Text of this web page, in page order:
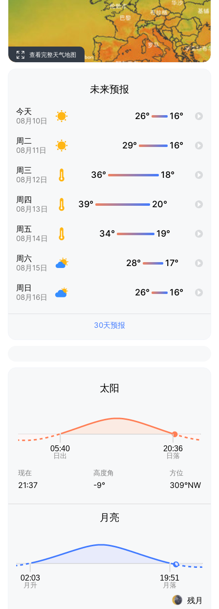
查看完整天气地图
未来预报
今天
08月10日 26° 16°
周二
08月11日 29° 16°
周三
08月12日 36° 18°
周四
08月13日 39° 20°
周五
08月14日 34° 19°
周六
08月15日 28° 17°
周日
08月16日 26° 16°
30天预报
太阳
现在
21:37
高度角
-9°
方位
309°NW
月亮
残月